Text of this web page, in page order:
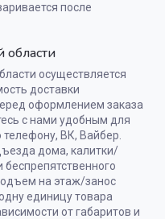
после
области
осуществляется
доставки
оформлением заказа
с нами удобным для
телефону, ВК, Вайбер.
дома, калитки/
беспрепятственного
на этаж/занос
единицу товара
от габаритов и